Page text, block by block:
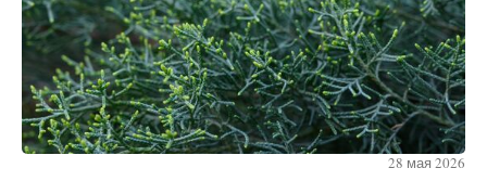
28 мая 2026